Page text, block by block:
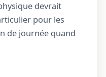
devrait
pour les
de journée quand